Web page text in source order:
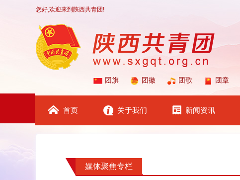
您好,欢迎来到陕西共青团!
团旗 团徽 团歌 团章
首页 关于我们 新闻资讯
媒体聚焦专栏